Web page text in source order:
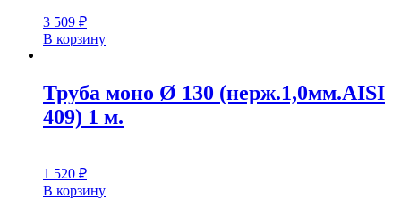
3 509 ₽
В корзину
Труба моно Ø 130 (нерж.1,0мм.AISI
409) 1 м.
1 520 ₽
В корзину